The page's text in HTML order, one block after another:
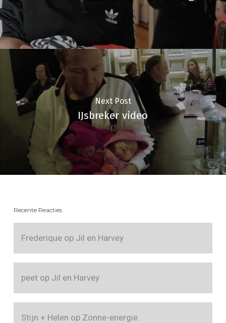
Next Post
IJsbreker video
Recente Reacties
Frederiqueop Jil en Harvey
peet op Jil en Harvey
Stijn + Helen op Zonne-energie